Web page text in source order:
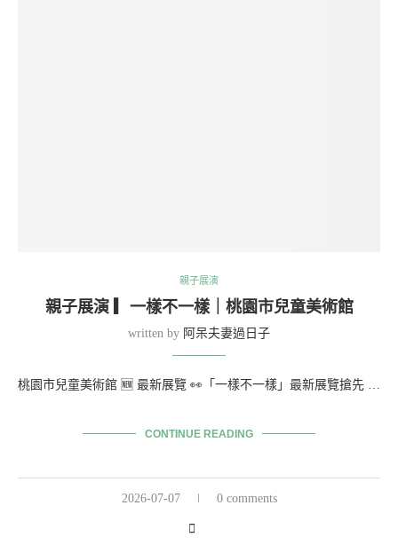
親子展演
親子展演 ▎一樣不一樣｜桃園市兒童美術館
written by 阿呆夫妻過日子
桃園市兒童美術館 🆕 最新展覽 👀「一樣不一樣」最新展覽搶先 …
CONTINUE READING
2026-07-07 0 comments